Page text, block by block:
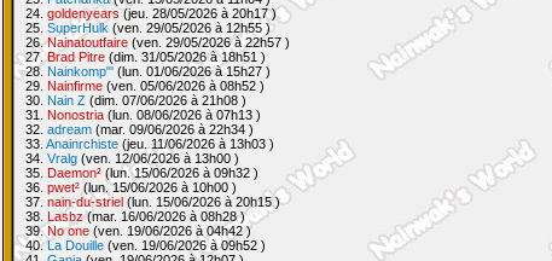
24. goldenyears(jeu. 28/05/2026 à 20h17 )
25. SuperHulk (ven. 29/05/2026 à 12h55 )
26.Nainatoutfaire (ven. 29/05/2026 à 22h57 )
27.Brad Pitre (dim. 31/05/2026 à 18h51 )
28. Nainkomp"' (lun. 01/06/2026 à 15h27 )
29. Nainfirme (ven. 05/06/2026 à 08h52 )
30. Nain Z (dim. 07/06/2026 à 21h08 )
31. Nonostria (lun. 08/06/2026 à 07h13 )
32. adream (mar. 09/06/2026 à 22h34 )
33. Anainrchiste (jeu. 11/06/2026 à 13h03 )
34. Vralg (ven. 12/06/2026 à 13h00 )
35. Daemon² (lun. 15/06/2026 à 09h32 )
36. pwet² (lun. 15/06/2026 à 10h00 )
37. nain-du-striel (lun. 15/06/2026 à 20h15 )
38. Lasbz(mar. 16/06/2026 à 08h28 )
39.No one (ven. 19/06/2026 à 04h42 )
40.La Douille (ven. 19/06/2026 à 09h52 )